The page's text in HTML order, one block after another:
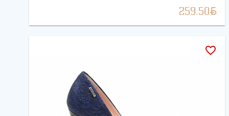
259.50BYN
favorite_border